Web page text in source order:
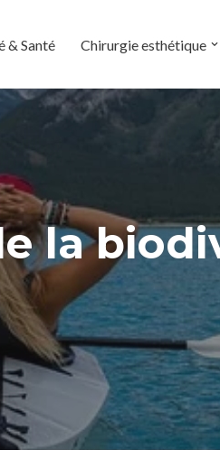
& Santé Chirurgie esthétique
la